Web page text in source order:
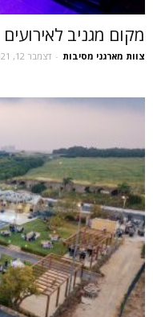
מקום מגניב לאירועים
צוות מארגני מסיבות - דצמבר 12, 2021